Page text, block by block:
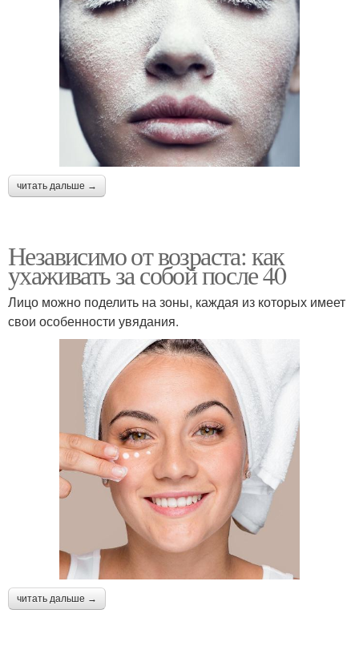
читать дальше →
Независимо от возраста: как
ухаживать за собой после 40
Лицо можно поделить на зоны, каждая из которых имеет
свои особенности увядания.
читать дальше →